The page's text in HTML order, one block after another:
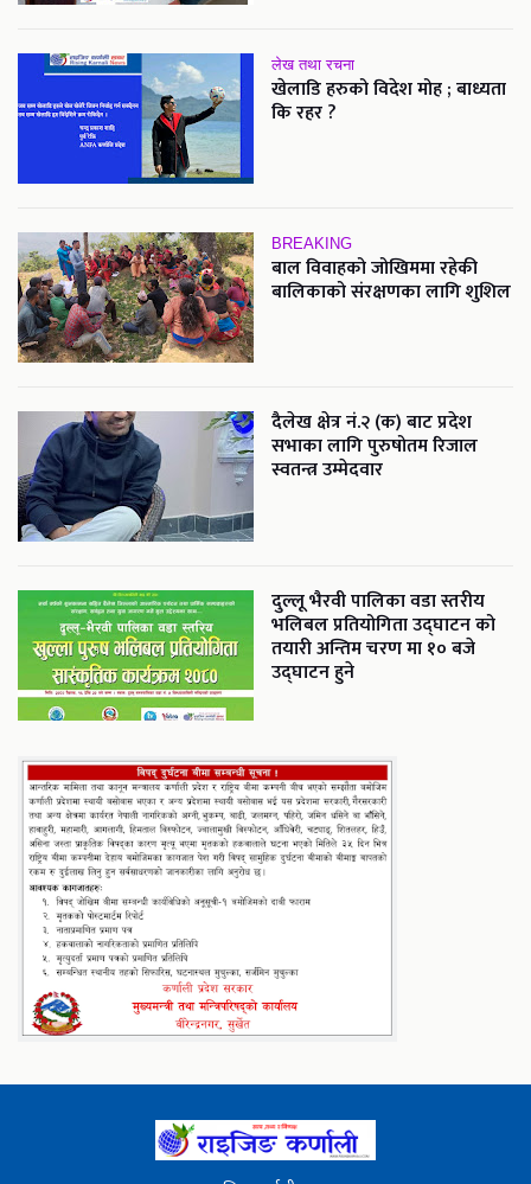
लेख तथा रचना
खेलाडि हरुको विदेश मोह ; बाध्यता
कि रहर ?
BREAKING
बाल विवाहको जोखिममा रहेकी
बालिकाको संरक्षणका लागि शुशिल
दैलेख क्षेत्र नं.२ (क) बाट प्रदेश
सभाका लागि पुरुषोतम रिजाल
स्वतन्त्र उम्मेदवार
दुल्लू भैरवी पालिका वडा स्तरीय
भलिबल प्रतियोगिता उद्घाटन को
तयारी अन्तिम चरण मा १० बजे
उद्घाटन हुने